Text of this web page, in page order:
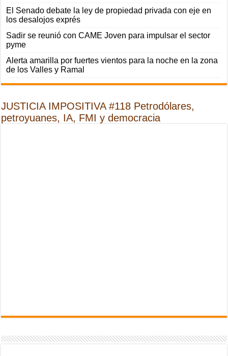
El Senado debate la ley de propiedad privada con eje en
los desalojos exprés
Sadir se reunió con CAME Joven para impulsar el sector
pyme
Alerta amarilla por fuertes vientos para la noche en la zona
de los Valles y Ramal
JUSTICIA IMPOSITIVA #118 Petrodólares,
petroyuanes, IA, FMI y democracia